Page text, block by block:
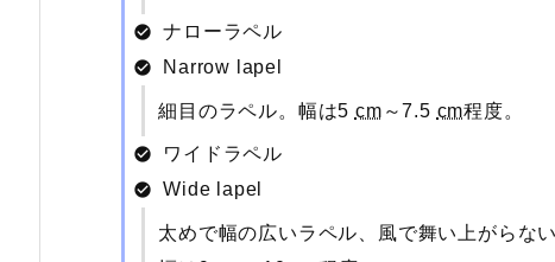
ナローラペル
Narrow lapel
細目のラペル。幅は5 cm ～7.5 cm程度。
ワイドラペル
Wide lapel
太めで幅の広いラペル、風で舞い上がらな